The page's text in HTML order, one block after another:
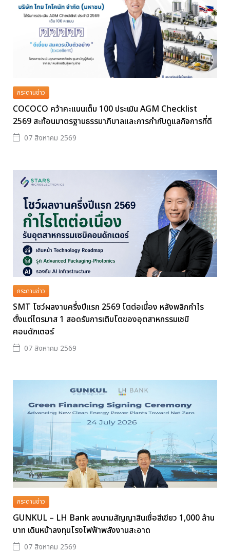
กระดานข่าว
COCOCO คว้าคะแนนเต็ม 100 ประเมิน AGM Checklist
2569 สะท้อนมาตรฐานธรรมาภิบาลและการกำกับดูแลกิจการที่ดี
07 สิงหาคม 2569
กระดานข่าว
SMT โชว์ผลงานครึ่งปีแรก 2569 โตต่อเนื่อง หลังพลิกกำไร
ตั้งแต่ไตรมาส 1 สอดรับการเติบโตของอุตสาหกรรมเซมิ
คอนดักเตอร์
07 สิงหาคม 2569
กระดานข่าว
GUNKUL – LH Bank ลงนามสัญญาสินเชื่อสีเขียว 1,000 ล้าน
บาท เดินหน้าลงทุนโรงไฟฟ้าพลังงานสะอาด
07 สิงหาคม 2569